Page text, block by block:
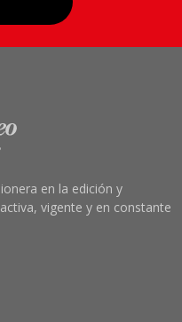
en la edición y
vigente y en constante